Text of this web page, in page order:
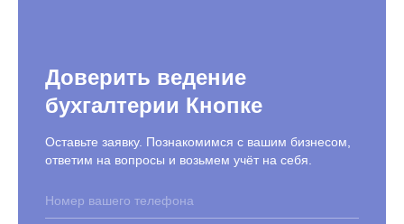
Доверить ведение
бухгалтерии Кнопке
Оставьте заявку. Познакомимся с вашим бизнесом,
ответим на вопросы и возьмем учёт на себя.